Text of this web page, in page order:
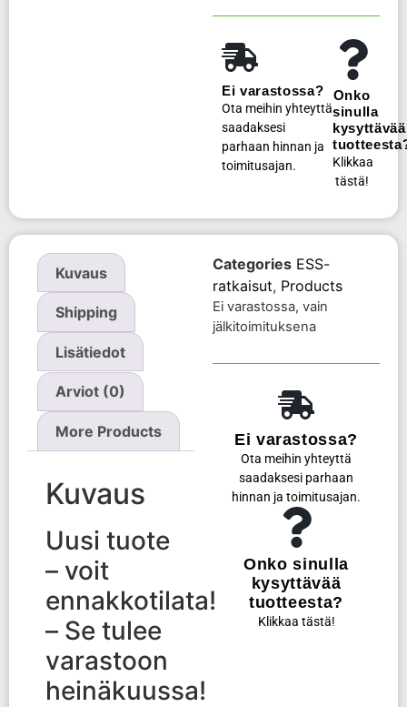
Ei varastossa?
Ota meihin yhteyttä
saadaksesi
parhaan hinnan ja
toimitusajan.
Onko
sinulla
kysyttävää
Klikkaa
tästä!
Kuvaus
Shipping
Lisätiedot
Arviot (0)
More Products
Kuvaus
Uusi tuote
– voit
ennakkotilata!
– Se tulee
varastoon
heinäkuussa!
Categories ESS-
ratkaisut, Products
Ei varastossa, vain
jälkitoimituksena
Ei varastossa?
Ota meihin yhteyttä
saadaksesi parhaan
hinnan ja toimitusajan.
Onko sinulla
kysyttävää
tuotteesta?
Klikkaa tästä!